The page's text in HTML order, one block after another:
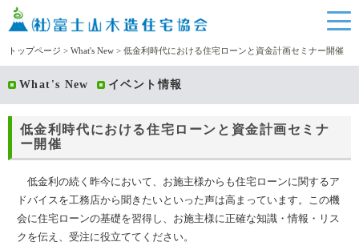
トップページ > What's New > 低金利時代における住宅ローンと資金計画セミナー開催
What's New イベント情報
低金利時代における住宅ローンと資金計画セミナ
ー開催
低金利の続く昨今において、お施主様からも住宅ローンに関するア
ドバイスを工務店から聞きたいといった声は高まっています。この機
会に住宅ローンの基礎を習得し、お施主様に正確な知識・情報・リス
クを伝え、受注に役立ててください。